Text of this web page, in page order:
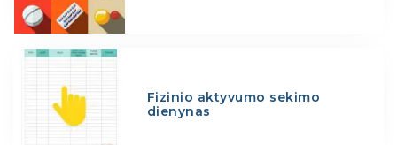
Fizinio aktyvumo sekimo
dienynas